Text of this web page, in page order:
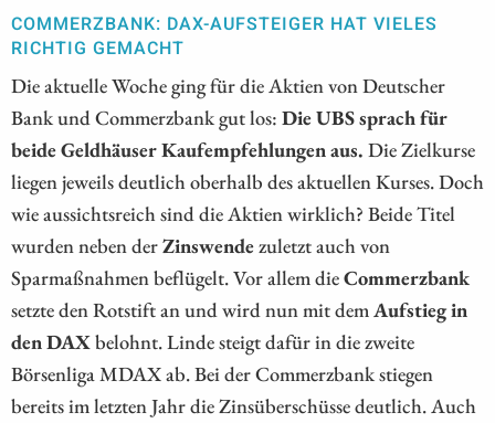
COMMERZBANK: DAX-AUFSTEIGER HAT VIELES
RICHTIG GEMACHT
Die aktuelle Woche ging für die Aktien von Deutscher
Bank und Commerzbank gut los: Die UBS sprach für
beide Geldhäuser Kaufempfehlungen aus. Die Zielkurse
liegen jeweils deutlich oberhalb des aktuellen Kurses. Doch
wie aussichtsreich sind die Aktien wirklich? Beide Titel
wurden neben derZinswendezuletzt auch von
Sparmaßnahmen beflügelt. Vor allem dieCommerzbank
setzte den Rotstift an und wird nun mit demAufstieg in
den DAXbelohnt. Linde steigt dafür in die zweite
Börsenliga MDAX ab. Bei der Commerzbank stiegen
bereits im letzten Jahr die Zinsüberschüsse deutlich. Auch